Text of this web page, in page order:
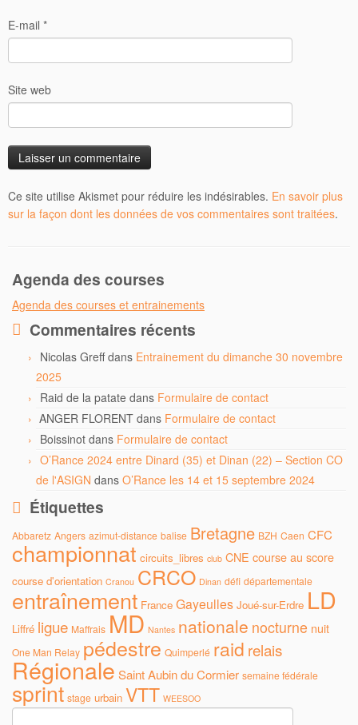
E-mail *
Site web
Ce site utilise Akismet pour réduire les indésirables. En savoir plus
sur la façon dont les données de vos commentaires sont traitées.
Agenda des courses
Agenda des courses et entrainements
Commentaires récents
Nicolas Greffdans Entrainement du dimanche 30 novembre
2025
Raid de la patate dans Formulaire de contact
ANGER FLORENT dans Formulaire de contact
Boissinot dans Formulaire de contact
O’Rance 2024 entre Dinard (35) et Dinan (22) – Section CO
de l'ASIGN dans O’Rance les 14 et 15 septembre 2024
Étiquettes
Abbaretz Angers azimut-distance balise Bretagne BZH Caen CFC
championnat circuits_libres club CNE course au score
course d'orientation Cranou CRCO Dinan défi départementale
entraînement France Gayeulles Joué-sur-Erdre LD
Liffré ligue Maffrais MD Nantes nationale nocturne nuit
One Man Relay pédestre Quimperlé raid relais
Régionale Saint Aubin du Cormier semaine fédérale
sprint stage urbain VTT WEESOO